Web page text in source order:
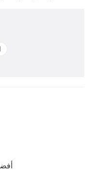
أثناء التشغيل. مع مرور
الغاز، والاهتزاز، والرطوبة،